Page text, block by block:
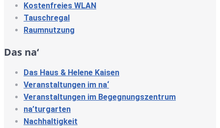
Kostenfreies WLAN
Tauschregal
Raumnutzung
Das na‘
Das Haus & Helene Kaisen
Veranstaltungen im na‘
Veranstaltungen im Begegnungszentrum
na’turgarten
Nachhaltigkeit